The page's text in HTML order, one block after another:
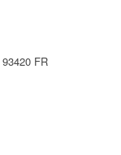
93420 FR